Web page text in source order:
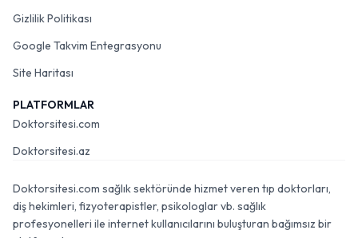
Gizlilik Politikası
Google Takvim Entegrasyonu
Site Haritası
PLATFORMLAR
Doktorsitesi.com
Doktorsitesi.az
Doktorsitesi.com sağlık sektöründe hizmet veren tıp doktorları,
diş hekimleri, fizyoterapistler, psikologlar vb. sağlık
profesyonelleri ile internet kullanıcılarını buluşturan bağımsız bir